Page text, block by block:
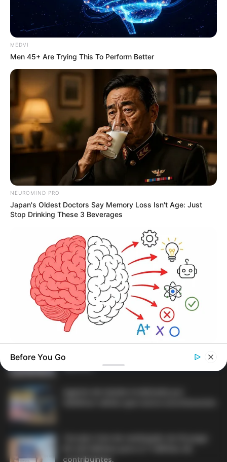
Agente de Saúde é indiciada por falsificar
visitas que nunca aconteceram.
Terceiro lote da restituição do IR paga R$
4,61 bilhões para 2,7 milhões de
contribuintes.
Motos e bicicletas para ACS e ACE: veja o
passo a passo para conseguir o benefício.
PLP 185 continua travado na Câmara dos
Deputados por erro em seu texto.
ACS e ACE: celetista, estatutário ou
contrato precário — entenda o que muda
no seu bolso e na sua carreira.
DIVERSAS
MATÉRIAS EM DESTAQUE NOS ÚLTIMOS 30 DIAS
Prefeitura realiza a maior entrega de
motocicletas aos Agentes de Saúde da
contribuintes.
MEDVI
Men 45+ Are Trying This To Perform Better
NEUROMIND PRO
Japan's Oldest Doctors Say Memory Loss Isn't Age: Just
Stop Drinking These 3 Beverages
This 2-Minute Test Reveals Your Real Brain Age - Most
People Are Shocked!
Before You Go